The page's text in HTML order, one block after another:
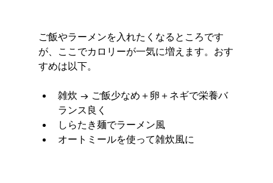
ご飯やラーメンを入れたくなるところです
が、ここでカロリーが一気に増えます。おす
すめは以下。
雑炊 → ご飯少なめ＋卵＋ネギで栄養バ
ランス良く
しらたき麺でラーメン風
オートミールを使って雑炊風に